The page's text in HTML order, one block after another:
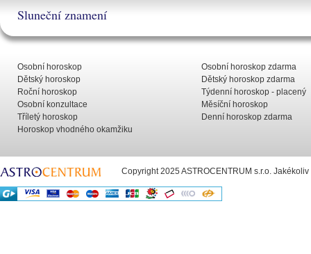
Sluneční znamení
Osobní horoskop
Dětský horoskop
Roční horoskop
Osobní konzultace
Tříletý horoskop
Horoskop vhodného okamžiku
Osobní horoskop zdarma
Dětský horoskop zdarma
Týdenní horoskop - placený
Měsíční horoskop
Denní horoskop zdarma
Copyright 2025 ASTROCENTRUM s.r.o.